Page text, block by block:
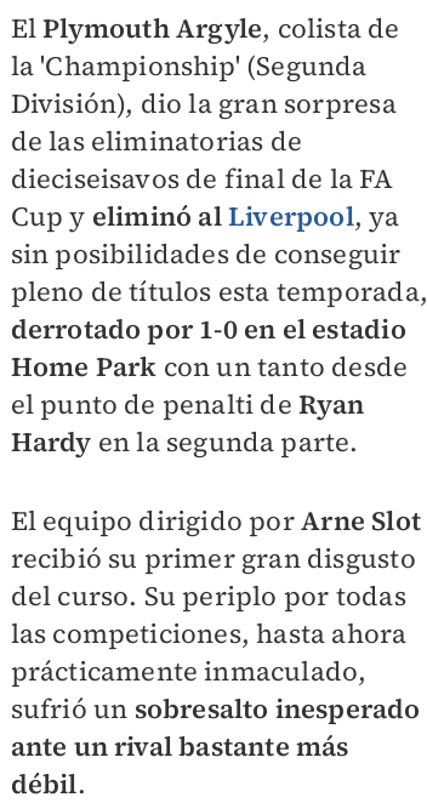
ElPlymouth Argyle, colista de
la 'Championship' (Segunda
División), dio la gran sorpresa
de las eliminatorias de
dieciseisavos de final de la FA
Cup y eliminó alLiverpool, ya
sin posibilidades de conseguir
pleno de títulos esta temporada,
derrotado por 1-0 en el estadio
Home Park con un tanto desde
el punto de penalti deRyan
Hardy en la segunda parte.
El equipo dirigido porArne Slot
recibió su primer gran disgusto
del curso. Su periplo por todas
las competiciones, hasta ahora
prácticamente inmaculado,
sufrió un sobresalto inesperado
ante un rival bastante más
débil.